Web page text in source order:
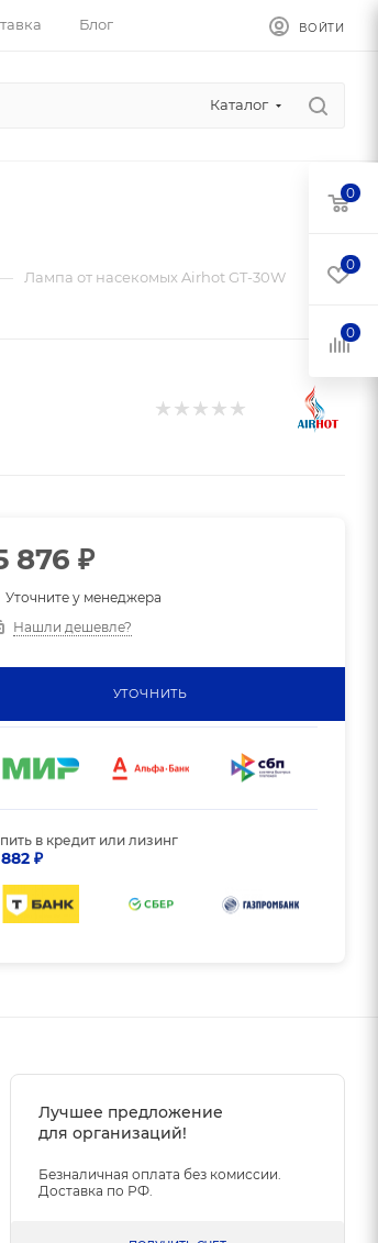
Блог ВОЙТИ
Каталог
Лампа от насекомых Airhot GT-30W
876 ₽
Уточните у менеджера
Нашли дешевле?
УТОЧНИТЬ
в кредит или лизинг
882 ₽
Лучшее предложение
для организаций!
Безналичная оплата без комиссии.
Доставка по РФ.
0
0
0